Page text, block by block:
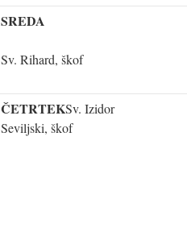
SREDA
Sv. Rihard, škof
ČETRTEKSv. Izidor
Seviljski, škof